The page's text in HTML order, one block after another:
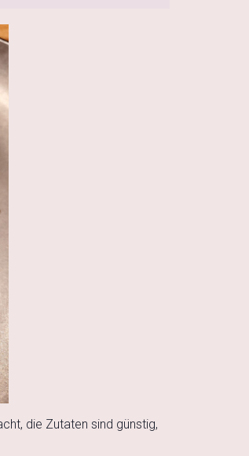
die Zutaten sind günstig,